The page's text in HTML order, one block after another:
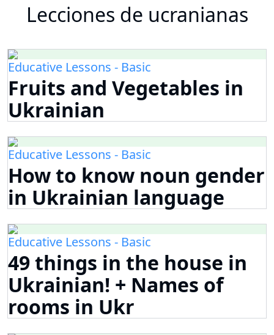
Lecciones de ucranianas
Educative Lessons - Basic
Fruits and Vegetables in
Ukrainian
Educative Lessons - Basic
How to know noun gender
in Ukrainian language
Educative Lessons - Basic
49 things in the house in
Ukrainian! + Names of
rooms in Ukr